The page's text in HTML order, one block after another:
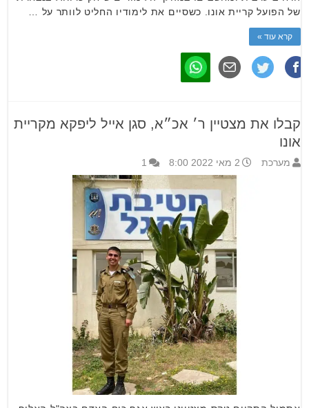
של הפועל קריית אונו. כשסיים את לימודיו החליט לוותר על …
קרא עוד »
קבלו את מצטיין ר׳ אכ״א, סגן אייל ליפקא מקריית
אונו
מערכת 2 מאי 2022 8:00 1